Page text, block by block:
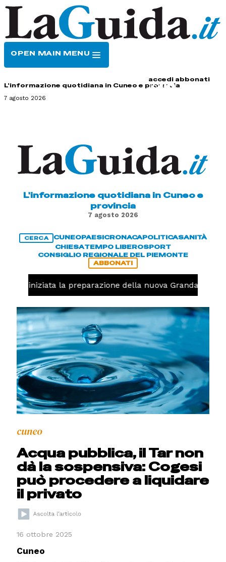
OPEN MAIN MENU
accedi abbonati
L'informazione quotidiana in Cuneo e provincia
7 agosto 2026
L'informazione quotidiana in Cuneo e
provincia
7 agosto 2026
CERCA CUNEOPAESICRONACAPOLITICASANITÀ
CHIESATEMPO LIBEROSPORT
CONSIGLIO REGIONALE DEL PIEMONTE
ABBONATI
iniziata la preparazione della nuova Granda Volley
cuneo
Acqua pubblica, il Tar non
dà la sospensiva: Cogesi
può procedere a liquidare
il privato
16 ottobre 2025
Cuneo